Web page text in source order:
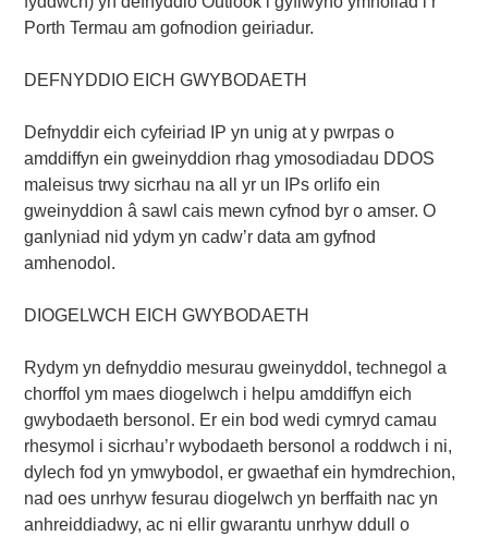
Porth Termau am gofnodion geiriadur.
DEFNYDDIO EICH GWYBODAETH
Defnyddir eich cyfeiriad IP yn unig at y pwrpas o
amddiffyn ein gweinyddion rhag ymosodiadau DDOS
maleisus trwy sicrhau na all yr un IPs orlifo ein
gweinyddion â sawl cais mewn cyfnod byr o amser. O
ganlyniad nid ydym yn cadw’r data am gyfnod
amhenodol.
DIOGELWCH EICH GWYBODAETH
Rydym yn defnyddio mesurau gweinyddol, technegol a
chorffol ym maes diogelwch i helpu amddiffyn eich
gwybodaeth bersonol. Er ein bod wedi cymryd camau
rhesymol i sicrhau’r wybodaeth bersonol a roddwch i ni,
dylech fod yn ymwybodol, er gwaethaf ein hymdrechion,
nad oes unrhyw fesurau diogelwch yn berffaith nac yn
anhreiddiadwy, ac ni ellir gwarantu unrhyw ddull o